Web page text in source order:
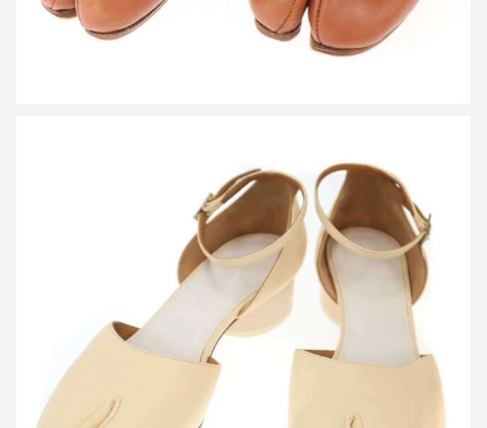
メゾン マルジェラ TABI 足袋アンクルストラップバレリーナパン
プス
買取金額16,800円
詳しく見る